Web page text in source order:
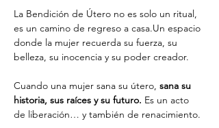
La Bendición de Útero no es solo un ritual,
es un camino de regreso a casa.Un espacio
donde la mujer recuerda su fuerza, su
belleza, su inocencia y su poder creador.
Cuando una mujer sana su útero, sana su
historia, sus raíces y su futuro. Es un acto
de liberación… y también de renacimiento.